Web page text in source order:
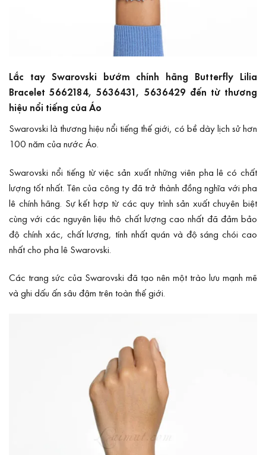
Lắc tay Swarovski bướm chính hãng Butterfly Lilia
Bracelet 5662184, 5636431, 5636429 đến từ thương
hiệu nổi tiếng của Áo
Swarovski là thương hiệu nổi tiếng thế giới, có bề dày lịch sử hơn
100 năm của nước Áo.
Swarovski nổi tiếng từ việc sản xuất những viên pha lê có chất
lượng tốt nhất. Tên của công ty đã trở thành đồng nghĩa với pha
lê chính hãng. Sự kết hợp từ các quy trình sản xuất chuyên biệt
cùng với các nguyên liệu thô chất lượng cao nhất đã đảm bảo
độ chính xác, chất lượng, tính nhất quán và độ sáng chói cao
nhất cho pha lê Swarovski.
Các trang sức của Swarovski đã tạo nên một trào lưu mạnh mẽ
và ghi dấu ấn sâu đậm trên toàn thế giới.